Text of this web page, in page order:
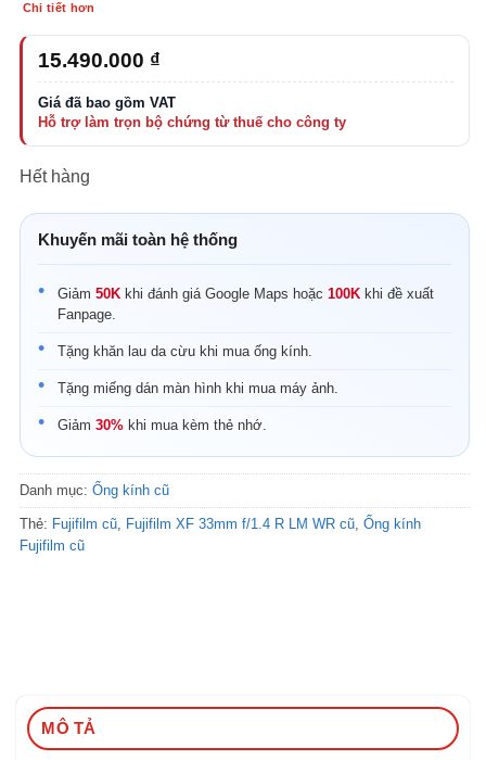
Chi tiết hơn
15.490.000 ₫
Hết hàng
Khuyến mãi toàn hệ thống
Giảm 50K khi đánh giá Google Maps hoặc 100K khi đề xuất
Fanpage.
Tặng khăn lau da cừu khi mua ống kính.
Tặng miếng dán màn hình khi mua máy ảnh.
Giảm 30% khi mua kèm thẻ nhớ.
Danh mục: Ống kính cũ
Thẻ: Fujifilm cũ Fujifilm XF 33mm f/1.4 R LM WR cũ Ống kính
Fujifilm cũ
MÔ TẢ